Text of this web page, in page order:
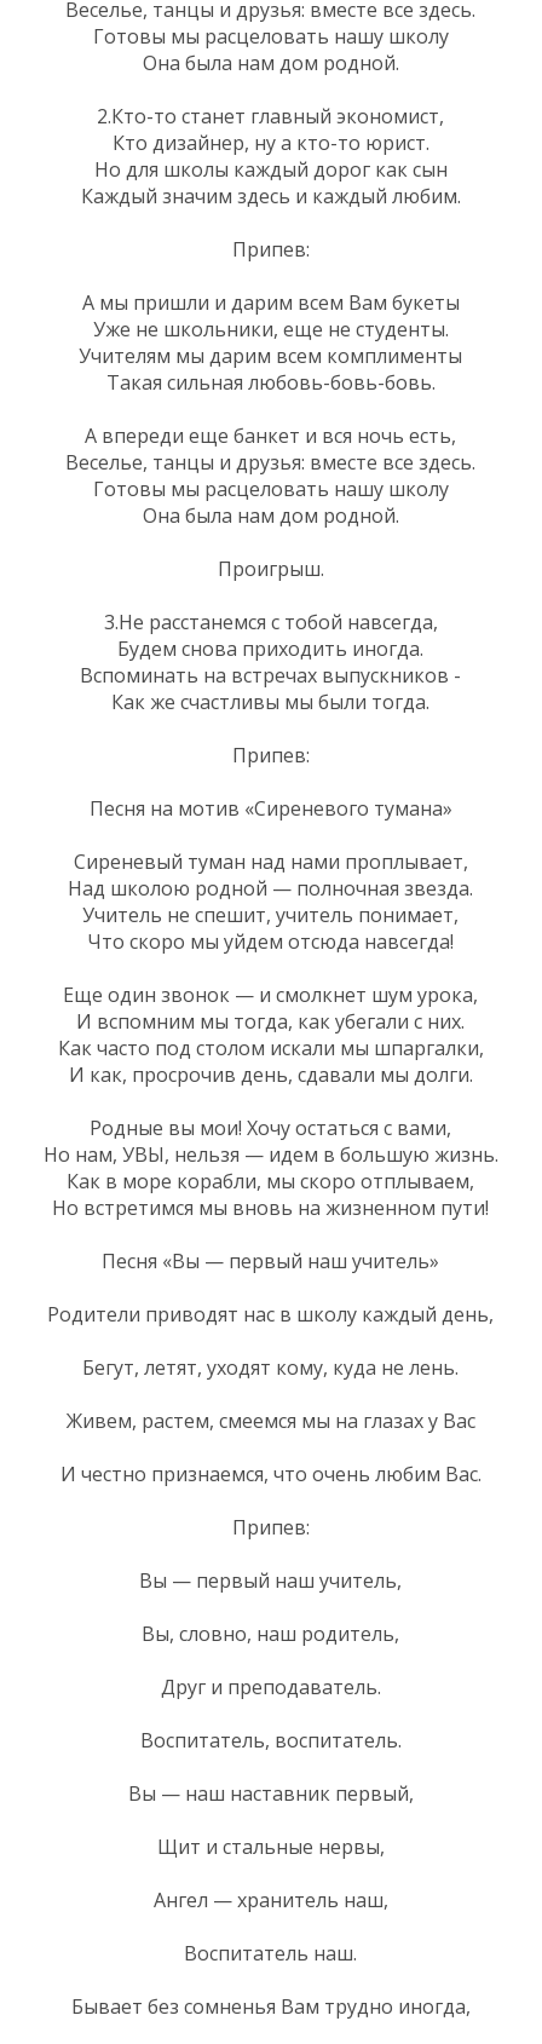
Веселье, танцы и друзья: вместе все здесь.
Готовы мы расцеловать нашу школу
Она была нам дом родной.
2.Кто-то станет главный экономист,
Кто дизайнер, ну а кто-то юрист.
Но для школы каждый дорог как сын
Каждый значим здесь и каждый любим.
Припев:
А мы пришли и дарим всем Вам букеты
Уже не школьники, еще не студенты.
Учителям мы дарим всем комплименты
Такая сильная любовь-бовь-бовь.
А впереди еще банкет и вся ночь есть,
Веселье, танцы и друзья: вместе все здесь.
Готовы мы расцеловать нашу школу
Она была нам дом родной.
Проигрыш.
3.Не расстанемся с тобой навсегда,
Будем снова приходить иногда.
Вспоминать на встречах выпускников -
Как же счастливы мы были тогда.
Припев:
Песня на мотив «Сиреневого тумана»
Сиреневый туман над нами проплывает,
Над школою родной — полночная звезда.
Учитель не спешит, учитель понимает,
Что скоро мы уйдем отсюда навсегда!
Еще один звонок — и смолкнет шум урока,
И вспомним мы тогда, как убегали с них.
Как часто под столом искали мы шпаргалки,
И как, просрочив день, сдавали мы долги.
Родные вы мои! Хочу остаться с вами,
Но нам, УВЫ, нельзя — идем в большую жизнь.
Как в море корабли, мы скоро отплываем,
Но встретимся мы вновь на жизненном пути!
Песня «Вы — первый наш учитель»
Родители приводят нас в школу каждый день,
Бегут, летят, уходят кому, куда не лень.
Живем, растем, смеемся мы на глазах у Вас
И честно признаемся, что очень любим Вас.
Припев:
Вы — первый наш учитель,
Вы, словно, наш родитель,
Друг и преподаватель.
Воспитатель, воспитатель.
Вы — наш наставник первый,
Щит и стальные нервы,
Ангел — хранитель наш,
Воспитатель наш.
Бывает без сомненья Вам трудно иногда,